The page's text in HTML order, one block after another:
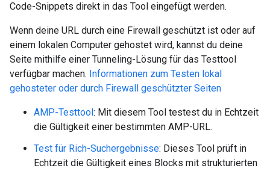
Code-Snippets direkt in das Tool eingefügt werden.
Wenn deine URL durch eine Firewall geschützt ist oder auf
einem lokalen Computer gehostet wird, kannst du deine
Seite mithilfe einer Tunneling-Lösung für das Testtool
verfügbar machen. Informationen zum Testen lokal
gehosteter oder durch Firewall geschützter Seiten
AMP-Testtool: Mit diesem Tool testest du in Echtzeit
die Gültigkeit einer bestimmten AMP-URL.
Test für Rich-Suchergebnisse: Dieses Tool prüft in
Echtzeit die Gültigkeit eines Blocks mit strukturierten